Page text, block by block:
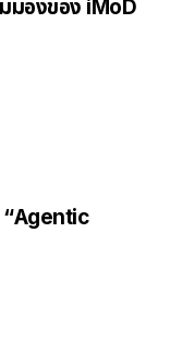
มองของ iMoD
“Agentic